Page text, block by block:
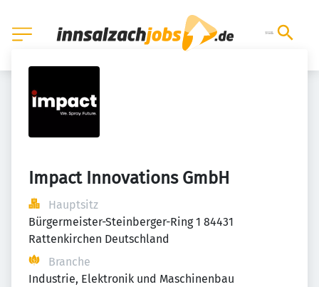
Impact Innovations GmbH
Hauptsitz
Bürgermeister-Steinberger-Ring 1 84431
Rattenkirchen Deutschland
Branche
Industrie, Elektronik und Maschinenbau